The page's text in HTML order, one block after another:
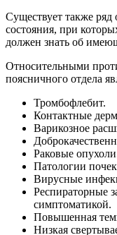
Существует также
состояния, при
должен знать об
Относительными
поясничного отдела
Тромбофлебит.
Контактные
Варикозное
Раковые
Патологии
Вирусные
Респираторные
симптоматикой.
Повышенная
Низкая